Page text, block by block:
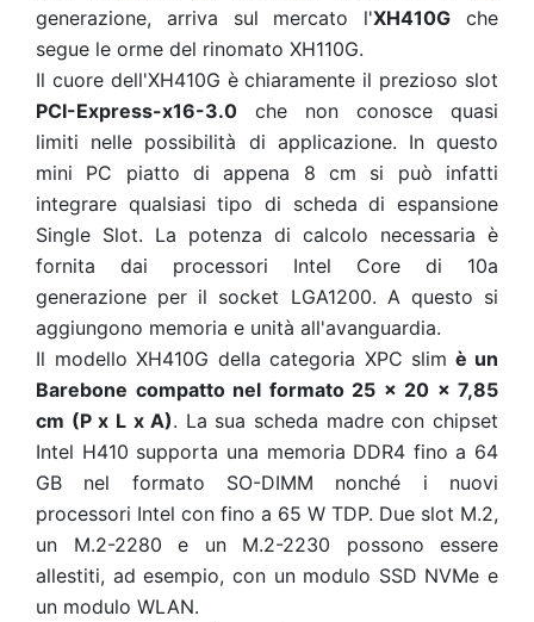
generazione, arriva sul mercato l'XH410G che
segue le orme del rinomato XH110G.
Il cuore dell'XH410G è chiaramente il prezioso slot
PCI-Express-x16-3.0 che non conosce quasi
limiti nelle possibilità di applicazione. In questo
mini PC piatto di appena 8 cm si può infatti
integrare qualsiasi tipo di scheda di espansione
Single Slot. La potenza di calcolo necessaria è
fornita dai processori Intel Core di 10a
generazione per il socket LGA1200. A questo si
aggiungono memoria e unità all'avanguardia.
Il modello XH410G della categoria XPC slim è un
Barebone compatto nel formato 25 × 20 × 7,85
cm (P x L x A). La sua scheda madre con chipset
Intel H410 supporta una memoria DDR4 fino a 64
GB nel formato SO-DIMM nonché i nuovi
processori Intel con fino a 65 W TDP. Due slot M.2,
un M.2-2280 e un M.2-2230 possono essere
allestiti, ad esempio, con un modulo SSD NVMe e
un modulo WLAN.